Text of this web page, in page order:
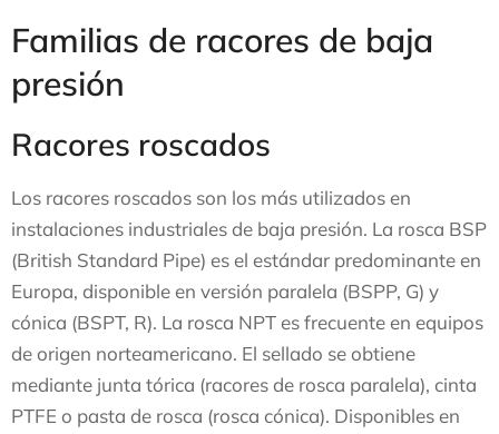
Familias de racores de baja
presión
Racores roscados
Los racores roscados son los más utilizados en
instalaciones industriales de baja presión. La rosca BSP
(British Standard Pipe) es el estándar predominante en
Europa, disponible en versión paralela (BSPP, G) y
cónica (BSPT, R). La rosca NPT es frecuente en equipos
de origen norteamericano. El sellado se obtiene
mediante junta tórica (racores de rosca paralela), cinta
PTFE o pasta de rosca (rosca cónica). Disponibles en